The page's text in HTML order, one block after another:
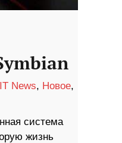
IT News, Новое,
система
жизнь